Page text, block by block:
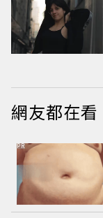
網友都在看
PR